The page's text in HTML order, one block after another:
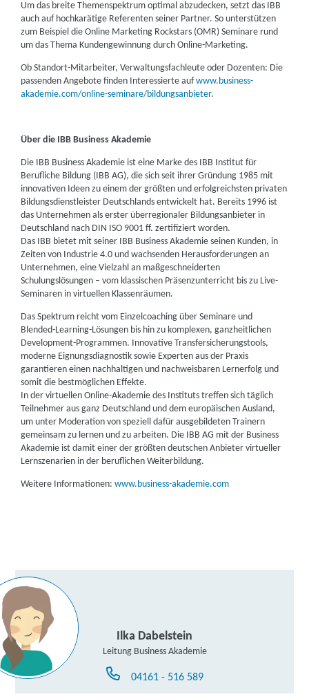
Um das breite Themenspektrum optimal abzudecken, setzt das IBB
auch auf hochkarätige Referenten seiner Partner. So unterstützen
zum Beispiel die Online Marketing Rockstars (OMR) Seminare rund
um das Thema Kundengewinnung durch Online-Marketing.
Ob Standort-Mitarbeiter, Verwaltungsfachleute oder Dozenten: Die
passenden Angebote finden Interessierte aufwww.business-
akademie.com/online-seminare/bildungsanbieter.
Über die IBB Business Akademie
Die IBB Business Akademie ist eine Marke des IBB Institut für
Berufliche Bildung (IBB AG), die sich seit ihrer Gründung 1985 mit
innovativen Ideen zu einem der größten und erfolgreichsten privaten
Bildungsdienstleister Deutschlands entwickelt hat. Bereits 1996 ist
das Unternehmen als erster überregionaler Bildungsanbieter in
Deutschland nach DIN ISO 9001 ff. zertifiziert worden.
Das IBB bietet mit seiner IBB Business Akademie seinen Kunden, in
Zeiten von Industrie 4.0 und wachsenden Herausforderungen an
Unternehmen, eine Vielzahl an maßgeschneiderten
Schulungslösungen – vom klassischen Präsenzunterricht bis zu Live-
Seminaren in virtuellen Klassenräumen.
Das Spektrum reicht vom Einzelcoaching über Seminare und
Blended-Learning-Lösungen bis hin zu komplexen, ganzheitlichen
Development-Programmen. Innovative Transfersicherungstools,
moderne Eignungsdiagnostik sowie Experten aus der Praxis
garantieren einen nachhaltigen und nachweisbaren Lernerfolg und
somit die bestmöglichen Effekte.
In der virtuellen Online-Akademie des Instituts treffen sich täglich
Teilnehmer aus ganz Deutschland und dem europäischen Ausland,
um unter Moderation von speziell dafür ausgebildeten Trainern
gemeinsam zu lernen und zu arbeiten. Die IBB AG mit der Business
Akademie ist damit einer der größten deutschen Anbieter virtueller
Lernszenarien in der beruflichen Weiterbildung.
Weitere Informationen:www.business-akademie.com
Ilka Dabelstein
Leitung Business Akademie
04161 - 516 589